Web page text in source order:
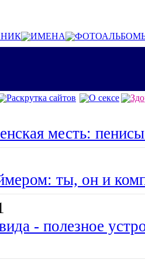
ИМЕНА
Раскрутка сайтов О сексе
месть:
ты, он и
- полезное